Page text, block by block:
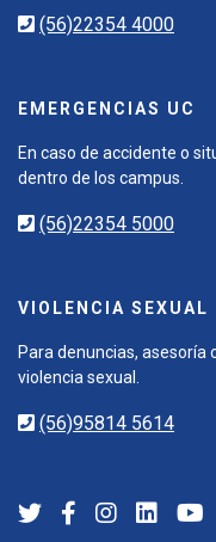
(56)22354 4000
EMERGENCIAS UC
En caso de accidente o
dentro de los campus.
(56)22354 5000
VIOLENCIA SEXUAL
Para denuncias, asesoría
violencia sexual.
(56)95814 5614